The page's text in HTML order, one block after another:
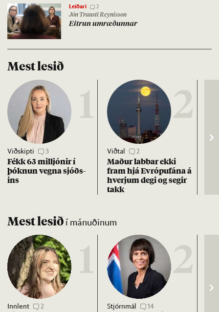
Leiðari 2
Jón Trausti Reynisson
Eitrun um­ræð­unn­ar
Mest lesið
1
Viðskipti 3
Fékk 63 millj­ón­ir í
þókn­un vegna sjóðs­
ins
2
Viðtal 2
Mað­ur labb­ar ekki
fram hjá Evr­ópuf­ána á
hverj­um degi og seg­ir
takk
Mest lesið í mánuðinum
1
Innlent 2
2
Stjórnmál 14